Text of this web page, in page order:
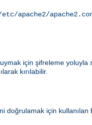
apache2/
için şifreleme yoluyla
kırılabilir.
doğrulamak için kullanılan